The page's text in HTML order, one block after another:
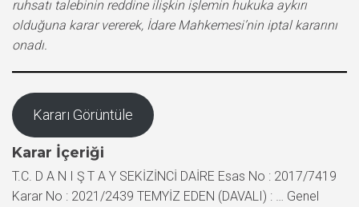
ruhsatı talebinin reddine ilişkin işlemin hukuka aykırı
olduğuna karar vererek, İdare Mahkemesi’nin iptal kararını
onadı.
Kararı Görüntüle
Karar İçeriği
T.C. D A N I Ş T A Y SEKİZİNCİ DAİRE Esas No : 2017/7419
Karar No : 2021/2439 TEMYİZ EDEN (DAVALI) : … Genel